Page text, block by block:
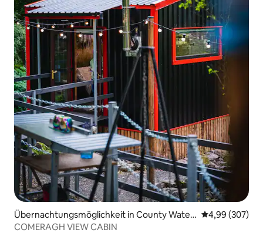
Übernachtungsmöglichkeit in County Water
ford
4,99 (307)
COMERAGH VIEW CABIN